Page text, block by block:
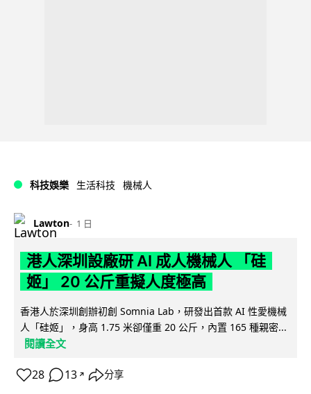
科技娛樂 生活科技 機械人
Lawton 1 日
港人深圳設廠研 AI 成人機械人 「硅
姬」 20 公斤重擬人度極高
香港人於深圳創辦初創 Somnia Lab，研發出首款 AI 性愛機械
人「硅姬」，身高 1.75 米卻僅重 20 公斤，內置 165 種親密...
閱讀全文
28 13 ↗ 分享